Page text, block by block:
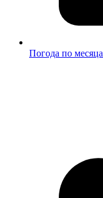
Погода по